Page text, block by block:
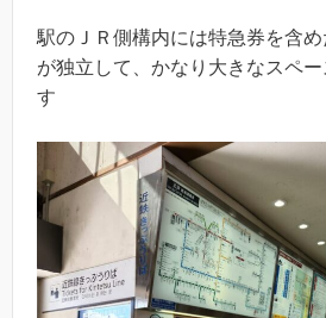
駅のＪＲ側構内には特急券を含
が独立して、かなり大きなスペ
す